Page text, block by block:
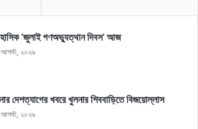
‘জুলাই গণঅভ্যুত্থান দিবস’ আজ
২০২৬
দেশত্যাগের খবরে খুলনার শিববাড়িতে বিজয়োল্লাস
২০২৬